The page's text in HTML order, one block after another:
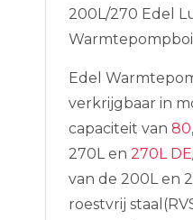
200L/270 Edel
Edel
verkrijgbaar in
capaciteit van 80,
270L en 270L
van de 200L en
roestvrij